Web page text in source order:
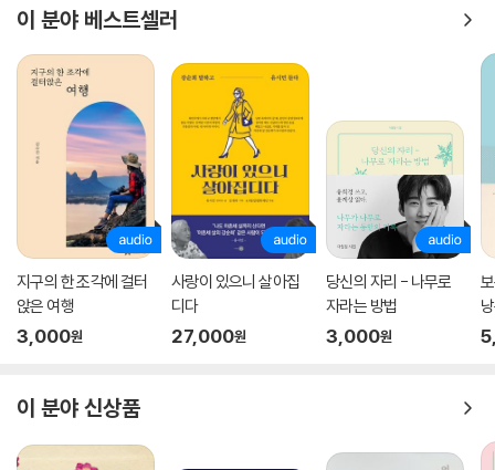
53. 타고르의 시를 읽고
55. 그를 보내며
56. 꽃싸움
57. 차라리
58. ‘사랑’을 사랑하여요
59. 사랑의 존재
60. 두견새
62. 꽃이 먼저 알아
63. 당신은
64. 수의 비밀
65. 당신을 보았습니다
68. 금강산
70. 참아주셔요
이 분야 베스트셀러
지구의 한 조각에 걸터
앉은 여행
3,000원
사랑이 있으니 살아집
디다
27,000원
당신의 자리 - 나무로
자라는 방법
3,000원
이 분야 신상품